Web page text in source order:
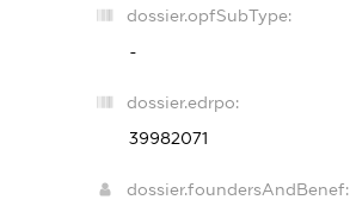
dossier.opfSubType:
-
dossier.edrpo:
39982071
dossier.foundersAndBenef: